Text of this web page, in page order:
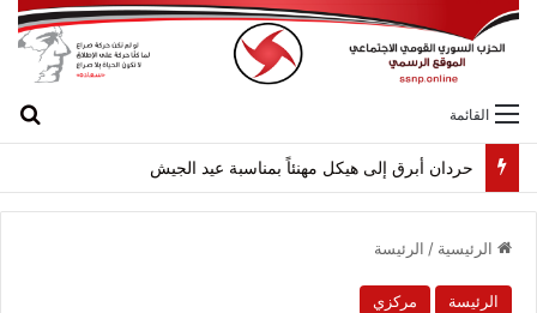
القائمة
حردان أبرق إلى هيكل مهنئاً بمناسبة عيد الجيش
الرئيسية / الرئيسة
الرئيسة مركزي